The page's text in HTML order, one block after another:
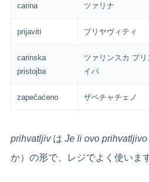
carina ツァリナ
prijaviti プリヤヴィティ
carinska
pristojba
ツァリンスカ プリ
イバ
zapečaćeno ザペチャチェノ
prihvatljivはJe li ovo
か）の形で、レジでよく使いま